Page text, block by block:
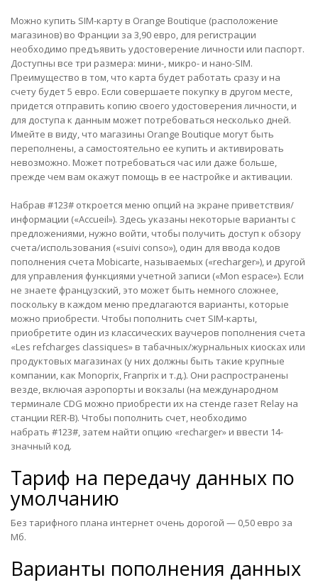
Можно купить SIM-карту в Orange Boutique (расположение
магазинов) во Франции за 3,90 евро, для регистрации
необходимо предъявить удостоверение личности или паспорт.
Доступны все три размера: мини-, микро- и нано-SIM.
Преимущество в том, что карта будет работать сразу и на
счету будет 5 евро. Если совершаете покупку в другом месте,
придется отправить копию своего удостоверения личности, и
для доступа к данным может потребоваться несколько дней.
Имейте в виду, что магазины Orange Boutique могут быть
переполнены, а самостоятельно ее купить и активировать
невозможно. Может потребоваться час или даже больше,
прежде чем вам окажут помощь в ее настройке и активации.
Набрав #123# откроется меню опций на экране приветствия/
информации («Accueil»). Здесь указаны некоторые варианты с
предложениями, нужно войти, чтобы получить доступ к обзору
счета/использования («suivi conso»), один для ввода кодов
пополнения счета Mobicarte, называемых («recharger»), и другой
для управления функциями учетной записи («Mon espace»). Если
не знаете французский, это может быть немного сложнее,
поскольку в каждом меню предлагаются варианты, которые
можно приобрести. Чтобы пополнить счет SIM-карты,
приобретите один из классических ваучеров пополнения счета
«Les refcharges classiques» в табачных/журнальных киосках или
продуктовых магазинах (у них должны быть такие крупные
компании, как Monoprix, Franprix и т.д.). Они распространены
везде, включая аэропорты и вокзалы (на международном
терминале CDG можно приобрести их на стенде газет Relay на
станции RER-B). Чтобы пополнить счет, необходимо
набрать #123#, затем найти опцию «recharger» и ввести 14-
значный код.
Тариф на передачу данных по
умолчанию
Без тарифного плана интернет очень дорогой — 0,50 евро за
Мб.
Варианты пополнения данных